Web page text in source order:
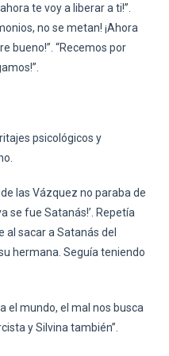
te voy a liberar a ti!”.
no se metan! ¡Ahora
bueno!”. “Recemos por
psicológicos y
las Vázquez no paraba de
se fue Satanás!’. Repetía
al sacar a Satanás del
hermana. Seguía teniendo
el mundo, el mal nos busca
y Silvina también”.